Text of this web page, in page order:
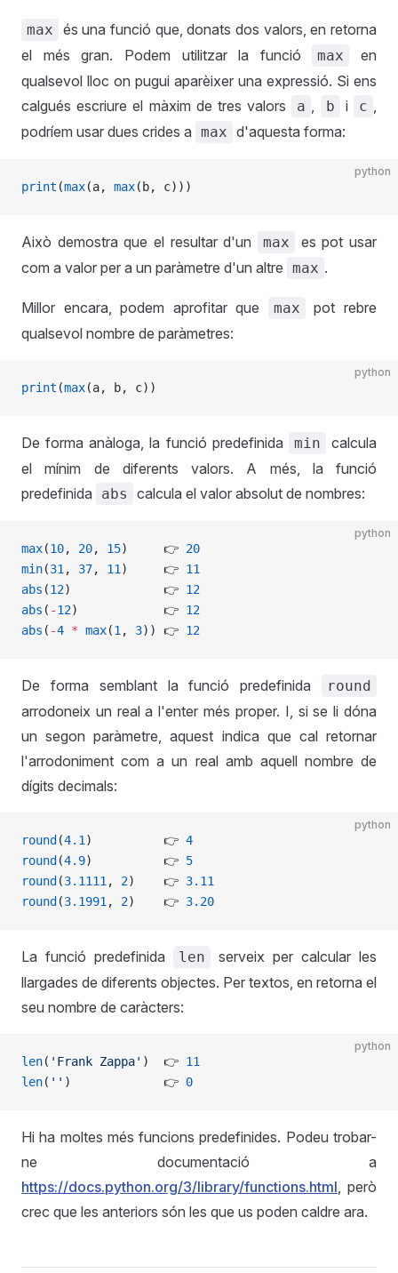
max
és una funció que, donats dos valors, en retorna
el més gran. Podem utilitzar la funció
max
en
qualsevol lloc on pugui aparèixer una expressió. Si ens
calgués escriure el màxim de tres valors
a , b i c ,
podríem usar dues crides a max d'aquesta forma:
python
print (max(a, max(b, c)))
Això demostra que el resultar d'un max
es pot usar
com a valor per a un paràmetre d'un altre max .
Millor encara, podem aprofitar que max
pot rebre
qualsevol nombre de paràmetres:
python
print (max(a, b, c))
De forma anàloga, la funció predefinida min
calcula
el mínim de diferents valors. A més, la funció
predefinida
abs calcula el valor absolut de nombres:
python
max(10, 20, 15)     👉 20
min(31 , 37, 11 )     👉 11
abs (12)             👉 12
abs ( -12)            👉 12
abs ( -4 * max(1 , 3)) 👉 12
De forma semblant la funció predefinida round
arrodoneix un real a l'enter més proper. I, si se li dóna
un segon paràmetre, aquest indica que cal retornar
l'arrodoniment com a un real amb aquell nombre de
dígits decimals:
python
round (4.1 )          👉 4
round (4.9)          👉 5
round (3.1111 , 2)    👉 3.11
round (3.1991 , 2)    👉 3.20
La funció predefinida len
serveix per calcular les
llargades de diferents objectes. Per textos, en retorna el
seu nombre de caràcters:
python
len( 'Frank Zappa' )  👉 11
len( '' )             👉 0
Hi ha moltes més funcions predefinides. Podeu trobar-
ne documentació a
https://docs.python.org/3/library/functions.html, però
crec que les anteriors són les que us poden caldre ara.